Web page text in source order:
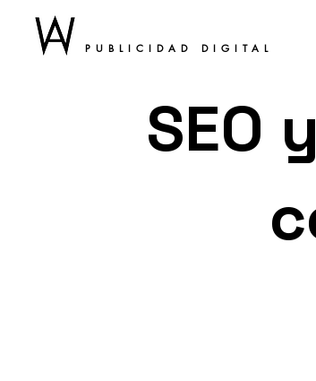
PUBLICIDAD DIGITAL
SEO